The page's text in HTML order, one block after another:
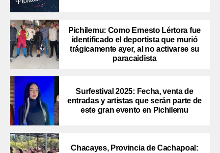
Pichilemu: Como Ernesto Lértora fue
identificado el deportista que murió
trágicamente ayer, al no activarse su
paracaidista
Surfestival 2025: Fecha, venta de
entradas y artistas que serán parte de
este gran evento en Pichilemu
Chacayes, Provincia de Cachapoal: